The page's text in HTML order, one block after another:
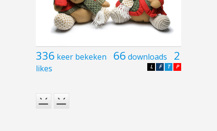
336 keer bekeken 66 downloads 2
likes P
T
F
L